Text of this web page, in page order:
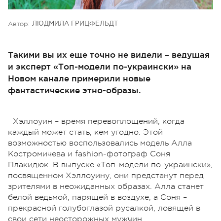
Автор: ЛЮДМИЛА ГРИЦФЕЛЬДТ
Такими вы их еще точно не видели – ведущая
и эксперт «Топ-модели по-украински» на
Новом канале примерили новые
фантастические этно-образы.
Хэллоуин – время перевоплощений, когда
каждый может стать, кем угодно. Этой
возможностью воспользовались модель Алла
Костромичева и fashion-фотограф Соня
Плакидюк. В выпуске «Топ-модели по-украински»,
посвященном Хэллоуину, они предстанут перед
зрителями в неожиданных образах. Алла станет
белой ведьмой, парящей в воздухе, а Соня –
прекрасной голубоглазой русалкой, ловящей в
свои сети неосторожных мужчин.